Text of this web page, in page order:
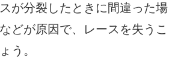
が分裂したときに間違った場
どが原因で、レースを失うこ
う。